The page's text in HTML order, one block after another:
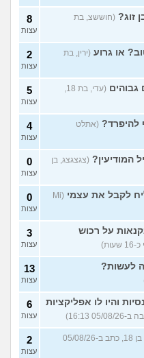
4
עצות
2
עצות
5
עצות
במדור
זוג? (חוששצ, בת
8
עצות
או גרוע (ירין, בת
2
עצות
גבוהים
(עדי, בת 18,
5
עצות
להיפרד? (אתלט
4
עצות
המודיעין? (צגצגצג, בן
0
עצות
לקבל את עצמי
(Mi
0
עצות
על רכוש
3
עצות
לעשות? 13
עצות
והיו לו אפליקציות
6
עצות
(בן אדם, בן 18, כתב ב-05/08/26
2
עצות